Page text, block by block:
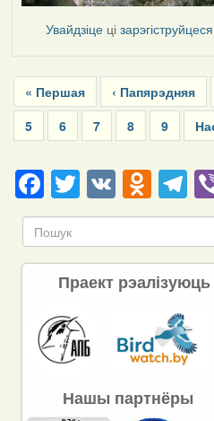
Увайдзіце цізарэгіструйцеся
Pagination
First
page
« Першая
Previous
page
‹ Папярэдняя
Page
5 Page
6 Page
7 Page
8 Page
9
Facebook
Twitter
VK
Праект рэалізуюць
Нашы партнёры